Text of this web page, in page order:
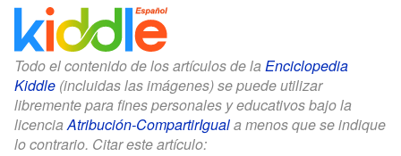
Todo el contenido de los artículos de la Enciclopedia
Kiddle (incluidas las imágenes) se puede utilizar
libremente para fines personales y educativos bajo la
licenciaAtribución-CompartirIguala menos que se indique
lo contrario. Citar este artículo: